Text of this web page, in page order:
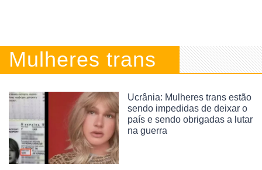
Mulheres trans
Ucrânia: Mulheres trans estão
sendo impedidas de deixar o
país e sendo obrigadas a lutar
na guerra